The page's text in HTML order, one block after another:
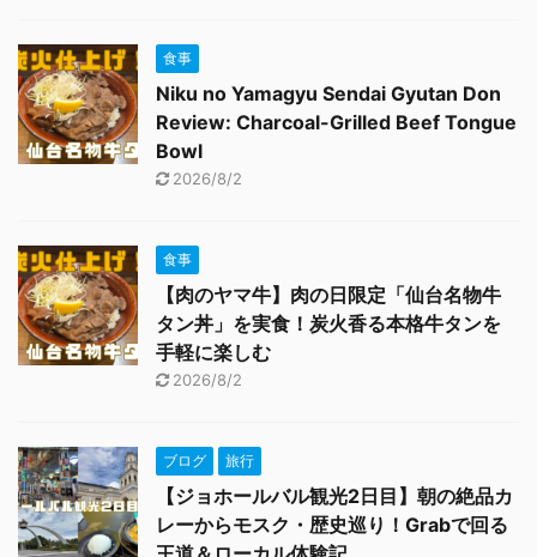
食事
Niku no Yamagyu Sendai Gyutan Don
Review: Charcoal-Grilled Beef Tongue
Bowl
2026/8/2
食事
【肉のヤマ牛】肉の日限定「仙台名物牛
タン丼」を実食！炭火香る本格牛タンを
手軽に楽しむ
2026/8/2
ブログ 旅行
【ジョホールバル観光2日目】朝の絶品カ
レーからモスク・歴史巡り！Grabで回る